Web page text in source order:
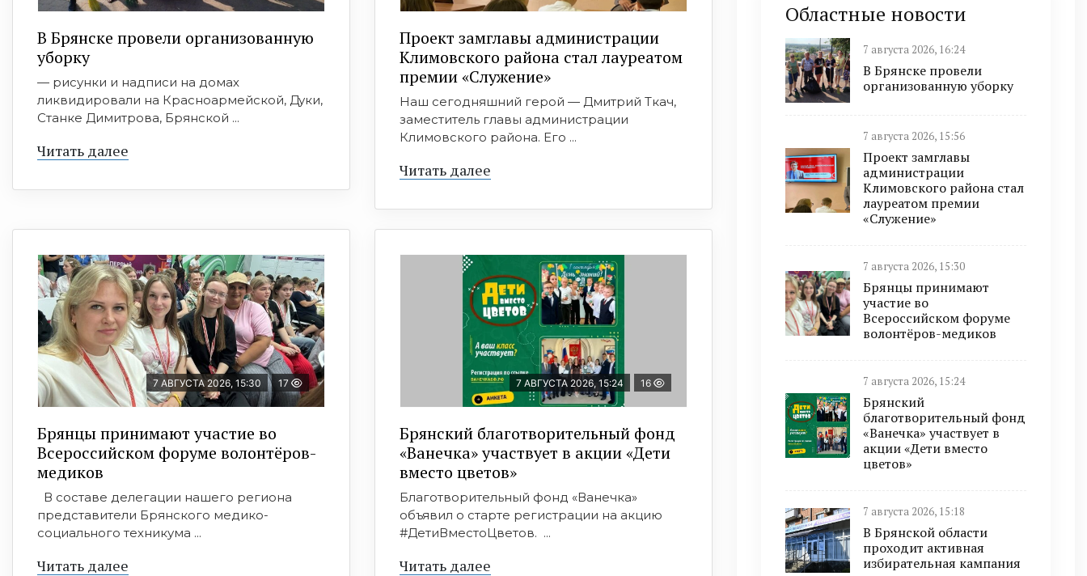
В Брянске провели организованную
уборку
— рисунки и надписи на домах
ликвидировали на Красноармейской, Дуки,
Станке Димитрова, Брянской ...
Читать далее
Проект замглавы администрации
Климовского района стал лауреатом
премии «Служение»
Наш сегодняшний герой — Дмитрий Ткач,
заместитель главы администрации
Климовского района. Его ...
Читать далее
7 АВГУСТА 2026, 15:30 17
Брянцы принимают участие во
Всероссийском форуме волонтёров-
медиков
В составе делегации нашего региона
представители Брянского медико-
социального техникума ...
Читать далее
7 АВГУСТА 2026, 15:24 16
Брянский благотворительный фонд
«Ванечка» участвует в акции «Дети
вместо цветов»
Благотворительный фонд «Ванечка»
объявил о старте регистрации на акцию
#ДетиВместоЦветов. ...
Читать далее
Областные новости
7 августа 2026, 16:24
В Брянске провели
организованную уборку
7 августа 2026, 15:56
Проект замглавы
администрации
Климовского района стал
лауреатом премии
«Служение»
7 августа 2026, 15:30
Брянцы принимают
участие во
Всероссийском форуме
волонтёров-медиков
7 августа 2026, 15:24
Брянский
благотворительный фонд
«Ванечка» участвует в
акции «Дети вместо
цветов»
7 августа 2026, 15:18
В Брянской области
проходит активная
избирательная кампания